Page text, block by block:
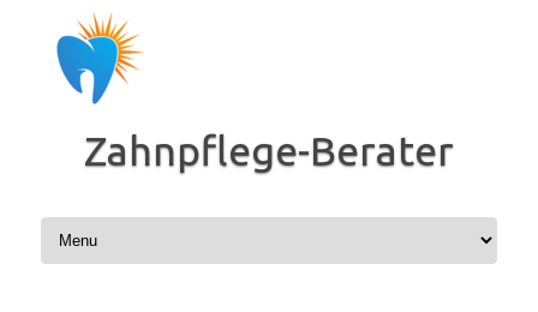
springen
Zahnpflege-Berater